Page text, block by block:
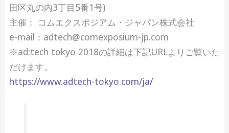
田区丸の内3丁目5番1号)
主催： コムエクスポジアム・ジャパン株式会社
e-mail：adtech@comexposium-jp.com
※ad:tech tokyo 2018の詳細は下記URLよりご覧いた
だけます。
https://www.adtech-tokyo.com/ja/